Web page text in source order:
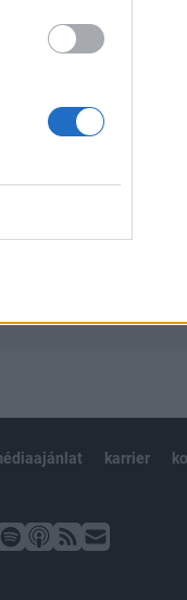
előfizetéses
karrier